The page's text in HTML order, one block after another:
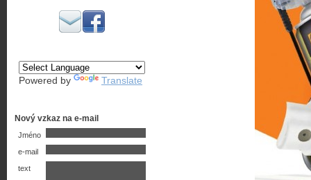
Powered by Translate
Nový vzkaz na e-mail
Jméno
e-mail
text